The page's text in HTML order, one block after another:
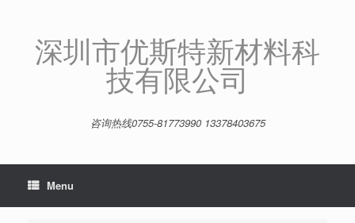
深圳市优斯特新材料科
技有限公司
咨询热线0755-81773990 13378403675
Menu